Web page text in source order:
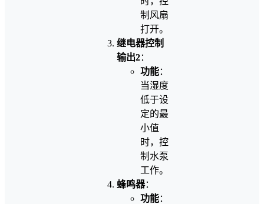
制风扇
打开。
继电器控制
输出2：
功能：
当湿度
低于设
定的最
小值
时，控
制水泵
工作。
蜂鸣器：
功能：